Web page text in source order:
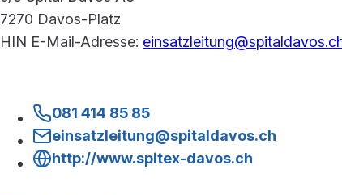
7270 Davos-Platz
HIN E-Mail-Adresse:
081 414 85 85
einsatzleitung@spitaldavos.ch
http://www.spitex-davos.ch